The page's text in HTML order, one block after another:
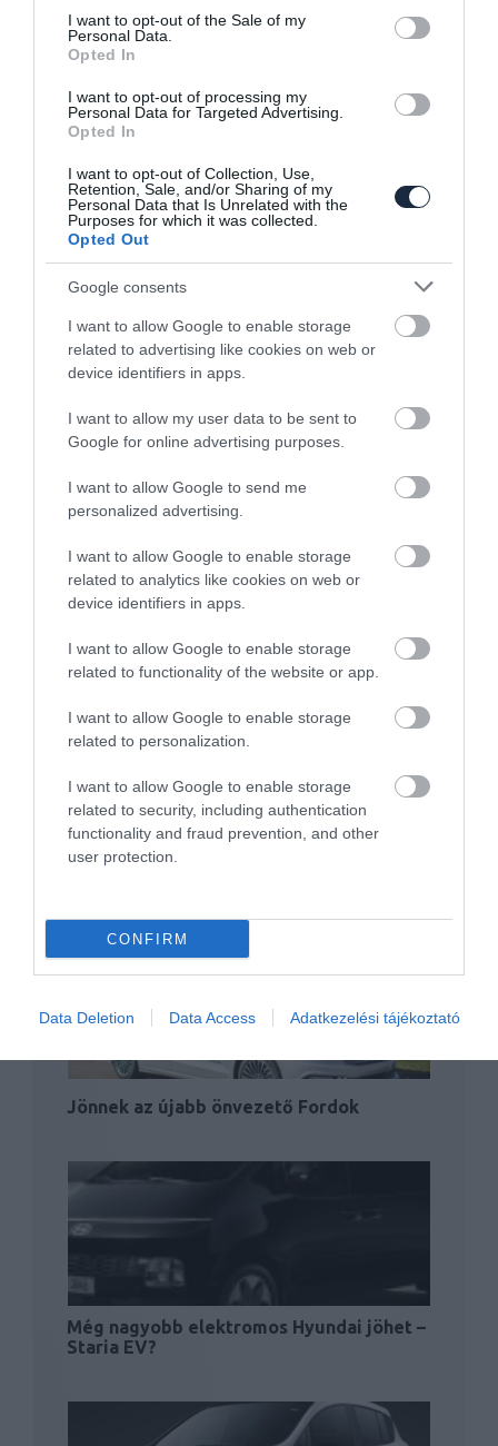
consent section.
I want to opt-out of the Sale of my
Personal Data.
Opted In
I want to opt-out of processing my
Personal Data for Targeted Advertising.
Opted In
I want to opt-out of Collection, Use,
Retention, Sale, and/or Sharing of my
Personal Data that Is Unrelated with the
Purposes for which it was collected.
Opted Out
Google consents
I want to allow Google to enable storage
related to advertising like cookies on web or
device identifiers in apps.
I want to allow my user data to be sent to
Google for online advertising purposes.
I want to allow Google to send me
personalized advertising.
I want to allow Google to enable storage
related to analytics like cookies on web or
device identifiers in apps.
I want to allow Google to enable storage
related to functionality of the website or app.
I want to allow Google to enable storage
related to personalization.
I want to allow Google to enable storage
related to security, including authentication
functionality and fraud prevention, and other
user protection.
CONFIRM
Data Deletion Data Access Adatkezelési tájékoztató
A
ráncfelvarrás
példányokat
sárgára
színezett
irányjelző-
burájukról
lehet
felismerni
A
igényesebb
és színes
műszerfalburkolattal
találkozunk
Ilyen lesz az új Ford Mondeo
Jönnek az újabb önvezető Fordok
Még nagyobb elektromos Hyundai jöhet –
Staria EV?